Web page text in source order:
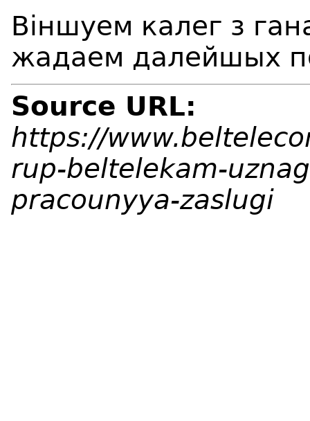
Віншуем калег з
жадаем далейшых
Source URL:
https://
rup-beltelekam-
pracounyya-zaslugi